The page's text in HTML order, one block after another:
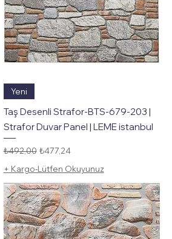
Yeni
Taş Desenli Strafor-BTS-679-203 |
Strafor Duvar Panel | LEME istanbul
Normal Fiyat
₺492,00 İndirimli Fiyat
₺477,24
+ Kargo-Lütfen Okuyunuz